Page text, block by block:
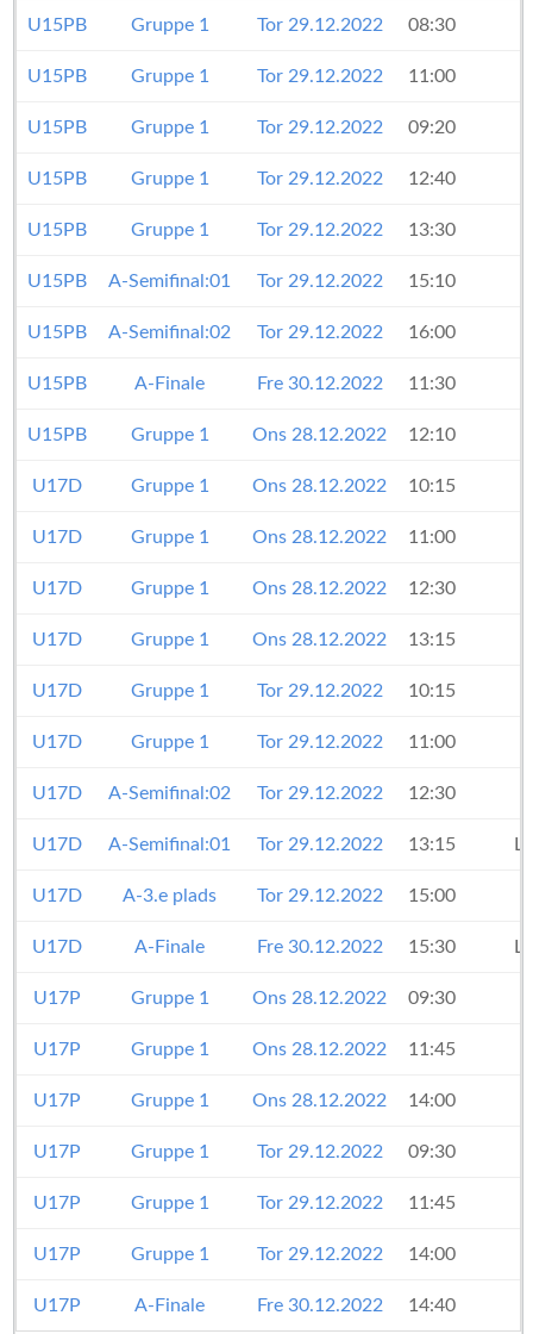
U15PB Gruppe 1 Tor 29.12.2022 08:30
U15PB Gruppe 1 Tor 29.12.2022 11:00
U15PB Gruppe 1 Tor 29.12.2022 09:20
U15PB Gruppe 1 Tor 29.12.2022 12:40
U15PB Gruppe 1 Tor 29.12.2022 13:30
U15PB A-Semifinal:01 Tor 29.12.2022 15:10
U15PB A-Semifinal:02 Tor 29.12.2022 16:00
U15PB A-Finale Fre 30.12.2022 11:30
U15PB Gruppe 1 Ons 28.12.2022 12:10
U17D Gruppe 1 Ons 28.12.2022 10:15
U17D Gruppe 1 Ons 28.12.2022 11:00
U17D Gruppe 1 Ons 28.12.2022 12:30
U17D Gruppe 1 Ons 28.12.2022 13:15
U17D Gruppe 1 Tor 29.12.2022 10:15
U17D Gruppe 1 Tor 29.12.2022 11:00
U17D A-Semifinal:02 Tor 29.12.2022 12:30
U17D A-Semifinal:01 Tor 29.12.2022 13:15
U17D A-3.e plads Tor 29.12.2022 15:00
U17D A-Finale Fre 30.12.2022 15:30
U17P Gruppe 1 Ons 28.12.2022 09:30
U17P Gruppe 1 Ons 28.12.2022 11:45
U17P Gruppe 1 Ons 28.12.2022 14:00
U17P Gruppe 1 Tor 29.12.2022 09:30
U17P Gruppe 1 Tor 29.12.2022 11:45
U17P Gruppe 1 Tor 29.12.2022 14:00
U17P A-Finale Fre 30.12.2022 14:40